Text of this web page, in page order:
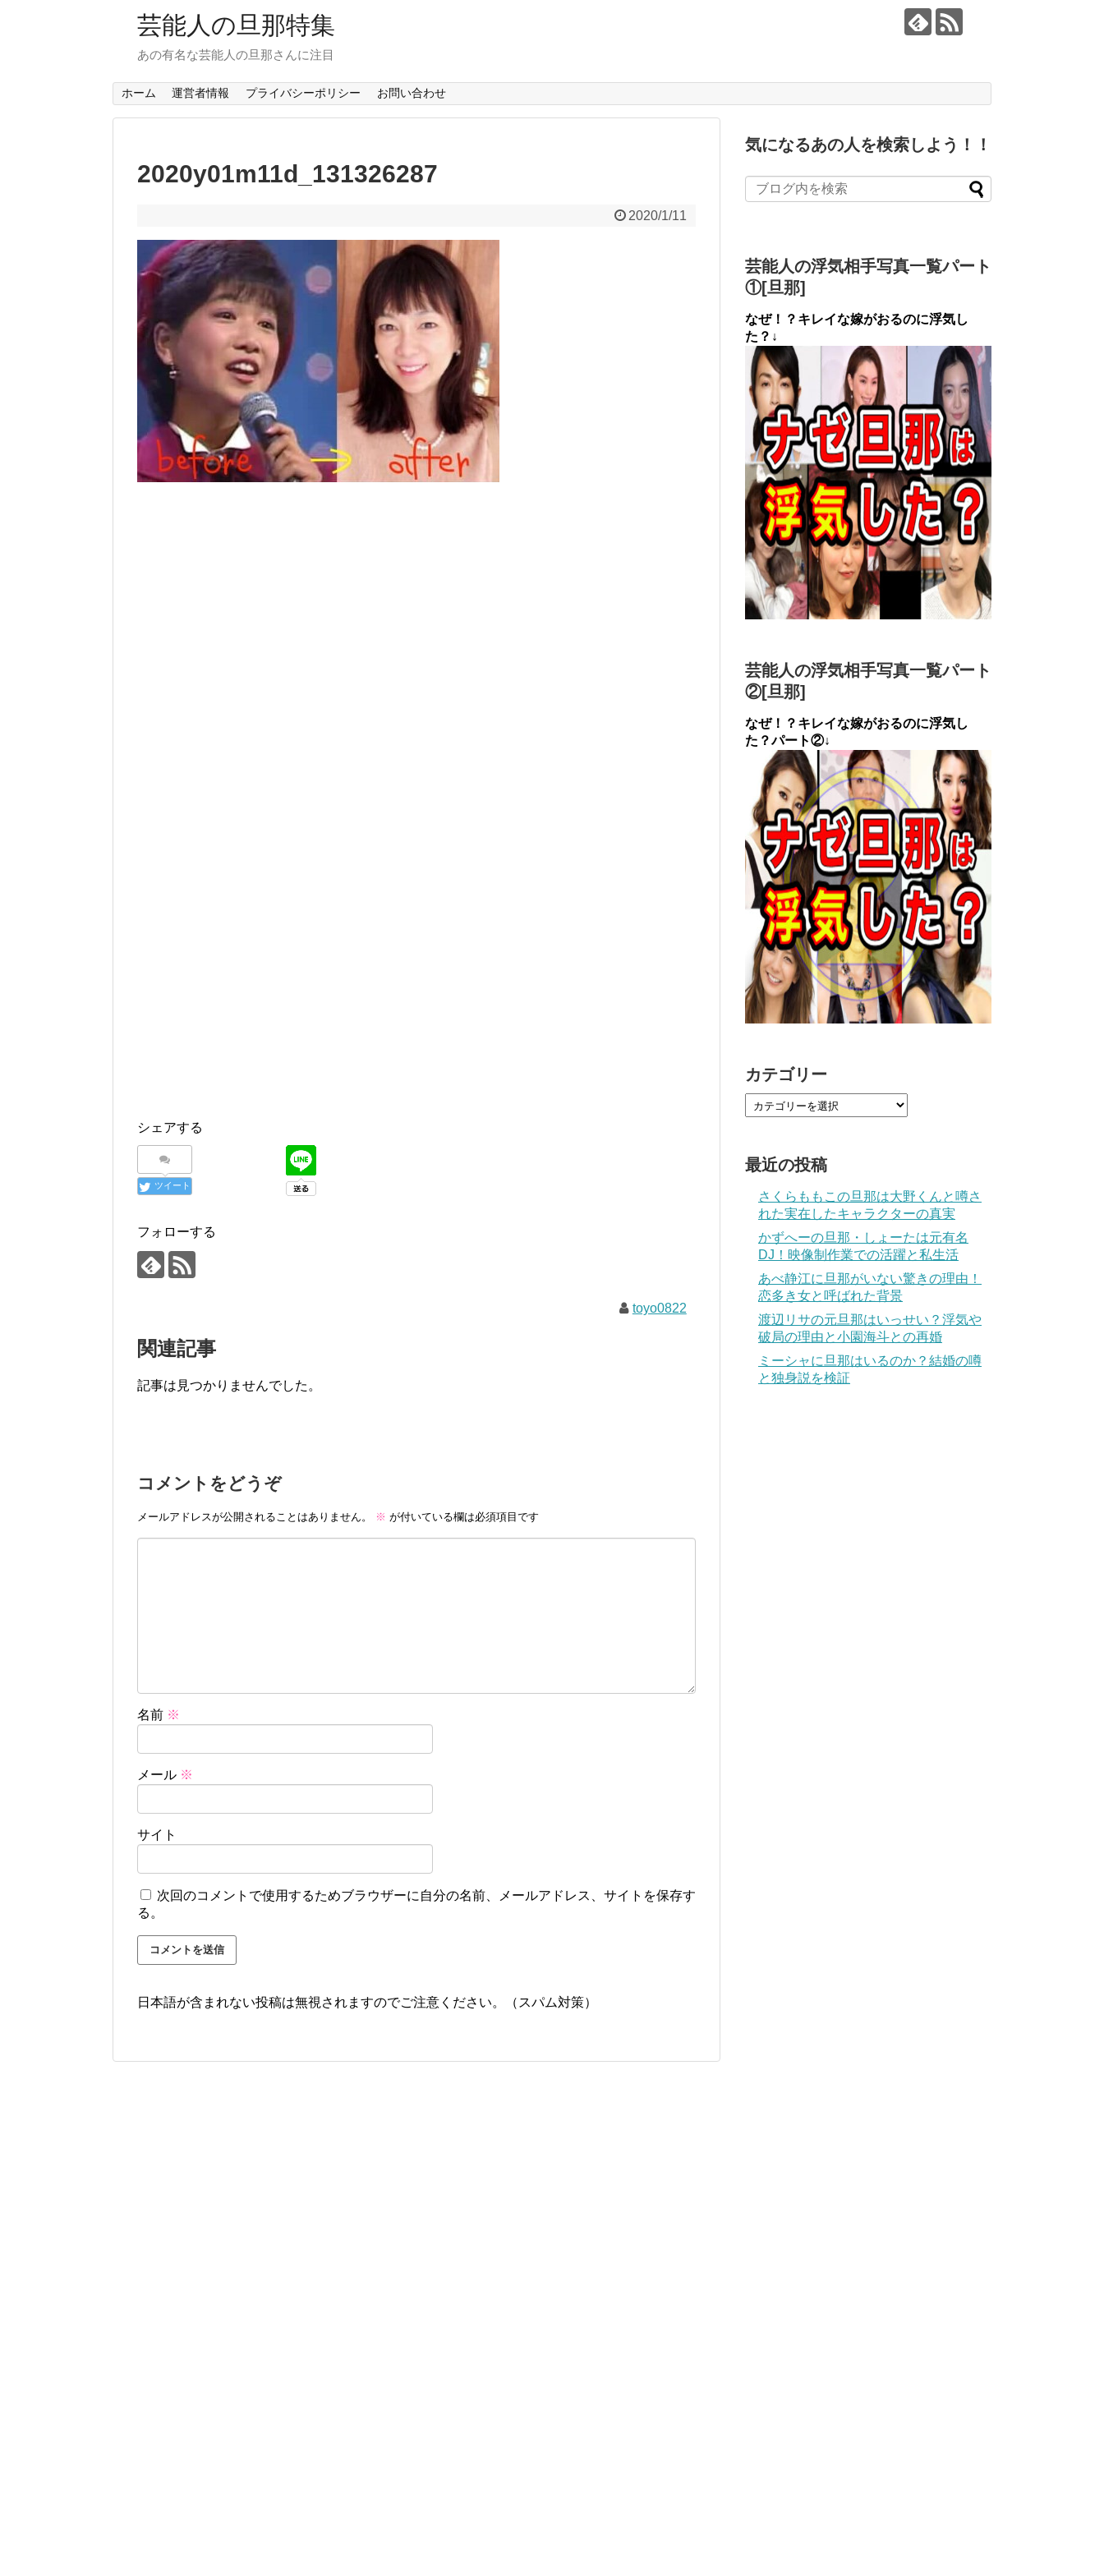
芸能人の旦那特集
あの有名な芸能人の旦那さんに注目
ホーム 運営者情報 プライバシーポリシー お問い合わせ
2020y01m11d_131326287
2020/1/11
シェアする
ツイート
フォローする
toyo0822
関連記事
記事は見つかりませんでした。
コメントをどうぞ
メールアドレスが公開されることはありません。 ※ が付いている欄は必須項目です
名前 ※
メール ※
サイト
次回のコメントで使用するためブラウザーに自分の名前、メールアドレス、サイトを保存す
る。
日本語が含まれない投稿は無視されますのでご注意ください。（スパム対策）
気になるあの人を検索しよう！！
芸能人の浮気相手写真一覧パート
①[旦那]
なぜ！？キレイな嫁がおるのに浮気し
た？↓
芸能人の浮気相手写真一覧パート
②[旦那]
なぜ！？キレイな嫁がおるのに浮気し
た？パート②↓
カテゴリー
最近の投稿
さくらももこの旦那は大野くんと噂さ
れた実在したキャラクターの真実
かずへーの旦那・しょーたは元有名
DJ！映像制作業での活躍と私生活
あべ静江に旦那がいない驚きの理由！
恋多き女と呼ばれた背景
渡辺リサの元旦那はいっせい？浮気や
破局の理由と小園海斗との再婚
ミーシャに旦那はいるのか？結婚の噂
と独身説を検証